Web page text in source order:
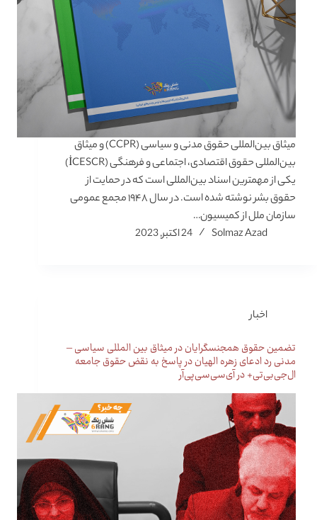
میثاق بین‌المللی حقوق مدنی و سیاسی (CCPR) و میثاق
بین‌المللی حقوق اقتصادی، اجتماعی و فرهنگی (İCESCR)
یکی از مهمترین اسناد بین‌المللی است که در حمایت از
حقوق بشر نوشته شده است. در سال ۱۹۴۸ مجمع عمومی
سازمان ملل از کمیسیون…
Solmaz Azad
24 اکتبر, 2023
اخبار
تضمین حقوق همجنسگرایان در میثاق بین المللی سیاسی –
مدنی رد ادعای زهره الهیان در پاسخ به نقض حقوق جامعه
ال‌جی‌بی‌تی+ در آی‌سی‌سی‌پی‌آر